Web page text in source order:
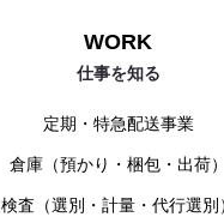
WORK
仕事を知る
定期・特急配送事業
倉庫（預かり・梱包・出荷）
検査（選別・計量・代行選別